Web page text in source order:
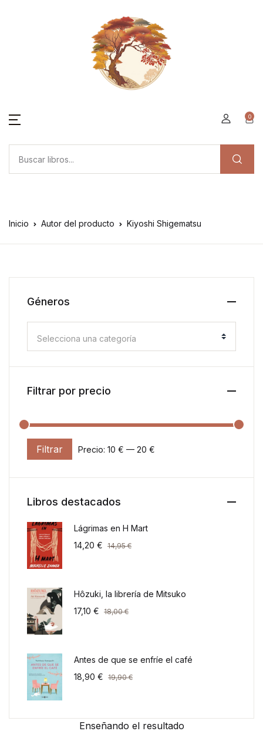
0
Inicio Autor del producto Kiyoshi Shigematsu
Enseñando el resultado
Géneros
Selecciona una categoría
Filtrar por precio
Precio mínimo
Precio máximo
Filtrar Precio: 10 € — 20 €
Libros destacados
Lágrimas en H Mart
14,20 € 14,95€
Hôzuki, la librería de Mitsuko
17,10 € 18,00€
Antes de que se enfríe el café
18,90 € 19,90€